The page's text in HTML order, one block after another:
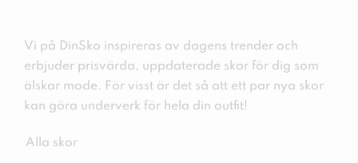
Vi på DinSko inspireras av dagens trender och
erbjuder prisvärda, uppdaterade skor för dig som
älskar mode. För visst är det så att ett par nya skor
kan göra underverk för hela din outfit!
Alla skor